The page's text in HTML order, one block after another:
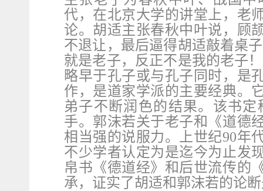
代，在北京大学的讲堂上，老
论。胡适主张春秋中叶说，顾
不退让，最后逼得胡适敲着桌
就是老子，反正不是我的老子
略早于孔子或与孔子同时，是
作，是道家学派的主要经典。
弟子不断润色的结果。该书
手。郭沫若关于老子和《道德
相当强的说服力。上世纪90年
不少学者认定为是迄今为止发
帛书《德道经》和后世流传的
承，证实了胡适和郭沫若的论